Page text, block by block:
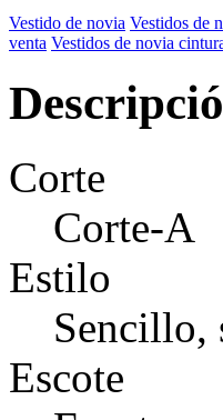
Vestido de novia Vestidos de
venta Vestidos de novia
Corte
Corte-A
Estilo
Sencillo,
Escote